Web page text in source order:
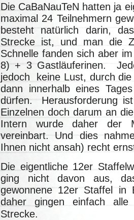
Die CaBaNauTeN hatten ja
maximal 24 Teilnehmern
besteht natürlich darin,
Strecke ist, und man die
Schnelle fanden sich aber
8) + 3 Gastläuferinen.
jedoch keine Lust, durch
dann innerhalb eines
dürfen. Herausforderung
Einzelnen doch darum an
Intern wurde daher der
vereinbart. Und dies
Ihnen nicht ansah) recht
Die eigentliche 12er
ging nicht davon aus,
gewonnene 12er Staffel in
daher gingen einfach
Strecke.